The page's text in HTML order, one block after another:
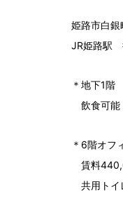
姫路市白
JR姫路駅
＊地下1
飲食可能
＊6階オ
賃料
共用トイ